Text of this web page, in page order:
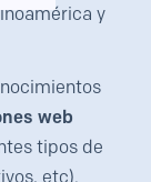
y
web
tipos de
etc).